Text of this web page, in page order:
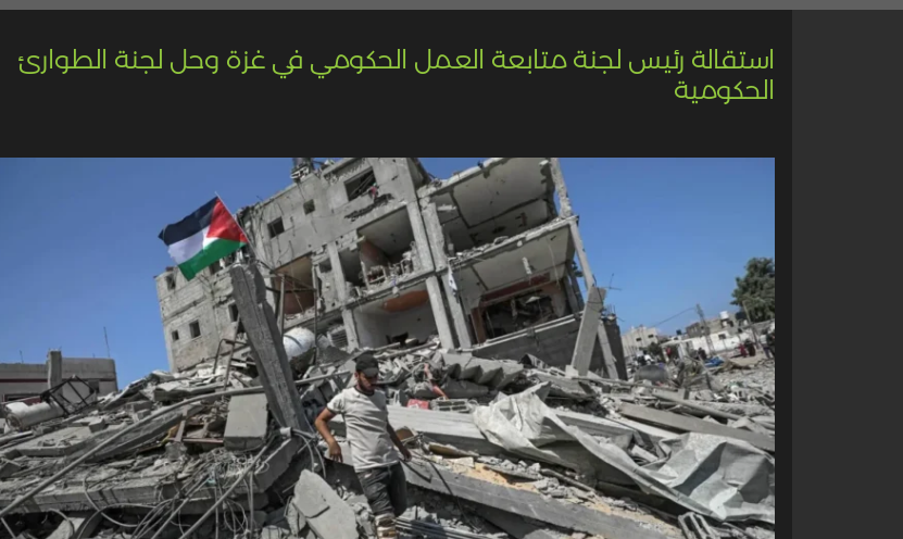
استقالة رئيس لجنة متابعة العمل الحكومي في غزة وحل لجنة الطوارئ
الحكومية